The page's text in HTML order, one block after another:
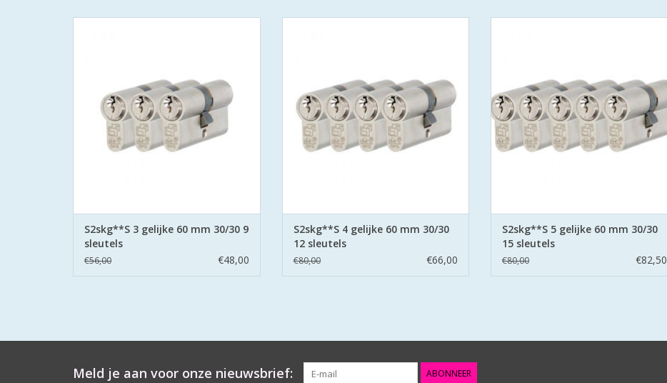
boorbeveiliging aan beide zijden.
TOEVOEGEN AAN WINKELWAGEN
S2skg**S 3 gelijke 60 mm 30/30 9
sleutels
€56,00 €48,00
boorbeveiliging aan beide zijden.
TOEVOEGEN AAN WINKELWAGEN
S2skg**S 4 gelijke 60 mm 30/30
12 sleutels
€80,00 €66,00
boorbeveiliging aan beide zijden.
TOEVOEGEN AAN WINKELWAGEN
S2skg**S 5 gelijke 60 mm 30/30
15 sleutels
€80,00 €82,50
Meld je aan voor onze nieuwsbrief: ABONNEER